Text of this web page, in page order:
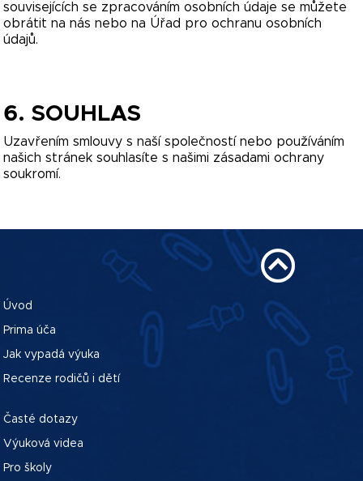
souvisejících se zpracováním osobních údaje se můžete
obrátit na nás nebo na Úřad pro ochranu osobních
údajů.
6. SOUHLAS
Uzavřením smlouvy s naší společností nebo používáním
našich stránek souhlasíte s našimi zásadami ochrany
soukromí.
Úvod
Prima úča
Jak vypadá výuka
Recenze rodičů i dětí
Časté dotazy
Výuková videa
Pro školy